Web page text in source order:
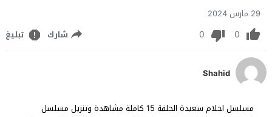
29 مارس 2024
0
0 شارك تبليغ
Shahid
مسلسل احلام سعيدة الحلقة 15 كاملة مشاهدة وتنزيل مسلسل